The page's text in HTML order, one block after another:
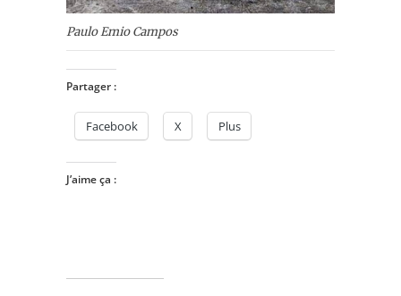
Paulo Emio Campos
Partager :
Facebook X Plus
J’aime ça :